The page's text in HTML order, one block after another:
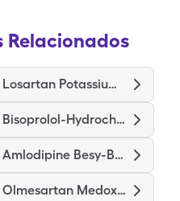
Relacionados
Losartan Potassium-Hctz
Bisoprolol-Hydrochlorothiazide
Amlodipine Besy-Benazepril Hcl
Olmesartan Medoxomil-Hctz